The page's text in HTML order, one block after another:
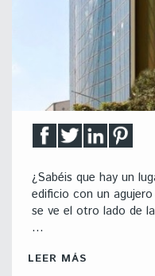
¿Sabéis que hay un
edificio con un
se ve el otro lado de
…
LEER MÁS